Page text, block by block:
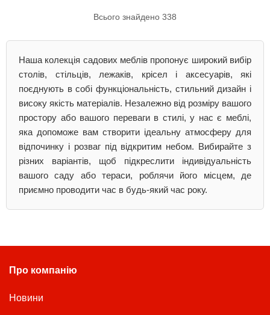
Всього знайдено 338
Наша колекція садових меблів пропонує широкий вибір
столів, стільців, лежаків, крісел і аксесуарів, які
поєднують в собі функціональність, стильний дизайн і
високу якість матеріалів. Незалежно від розміру вашого
простору або вашого переваги в стилі, у нас є меблі,
яка допоможе вам створити ідеальну атмосферу для
відпочинку і розваг під відкритим небом. Вибирайте з
різних варіантів, щоб підкреслити індивідуальність
вашого саду або тераси, роблячи його місцем, де
приємно проводити час в будь-який час року.
Про компанію
Новини